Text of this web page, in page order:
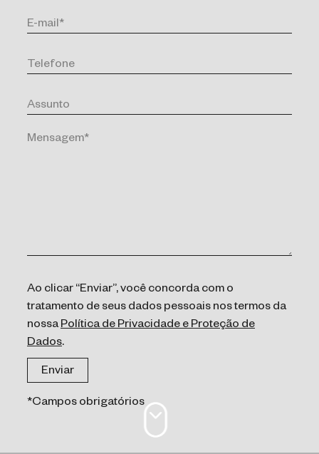
Ao clicar “Enviar”, você concorda com o
tratamento de seus dados pessoais nos termos da
nossaPolítica de Privacidade e Proteção de
Dados.
*Campos obrigatórios